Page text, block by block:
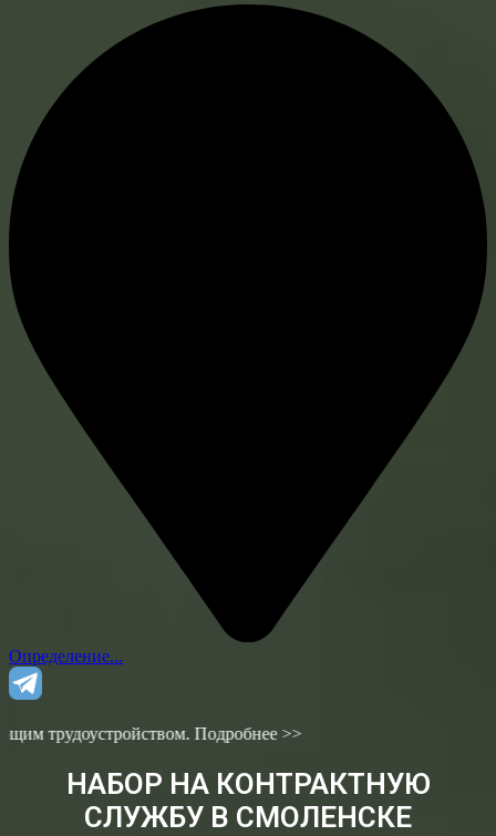
Определение...
Подробнее >>
НАБОР НА КОНТРАКТНУЮ
СЛУЖБУ В СМОЛЕНСКЕ